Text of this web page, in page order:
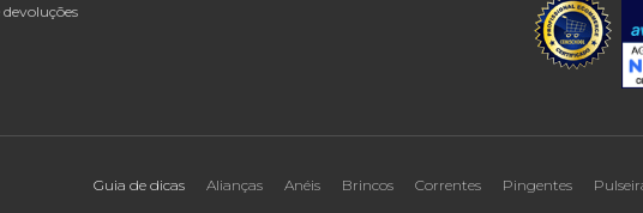
devoluções
Guia de dicas Alianças Anéis Brincos Correntes Pingentes